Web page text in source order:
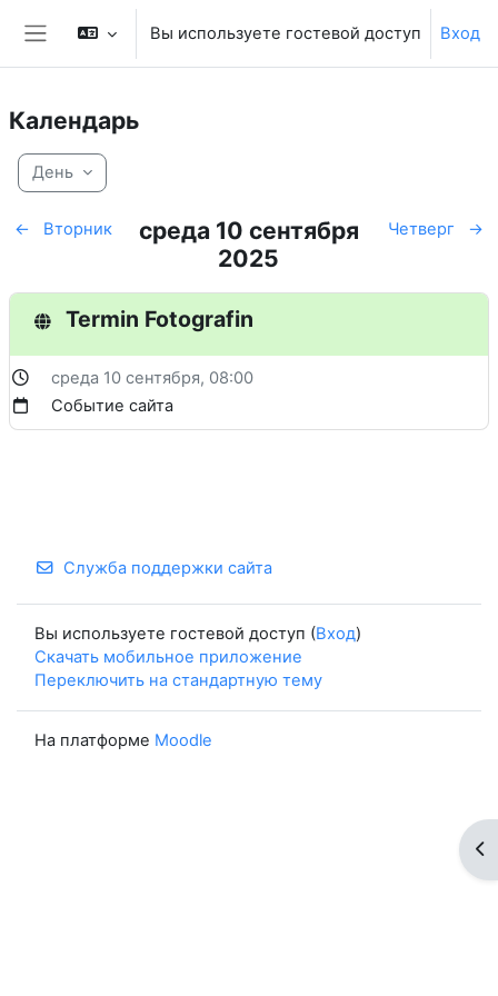
Перейти к основному содержанию
Боковая панель
Вы используете гостевой доступ Вход
Календарь
День
← Вторник
среда 10 сентября
2025
Четверг →
Termin Fotografin
среда 10 сентября, 08:00
Событие сайта
Служба поддержки сайта
Вы используете гостевой доступ (Вход)
Скачать мобильное приложение
Переключить на стандартную тему
На платформе Moodle